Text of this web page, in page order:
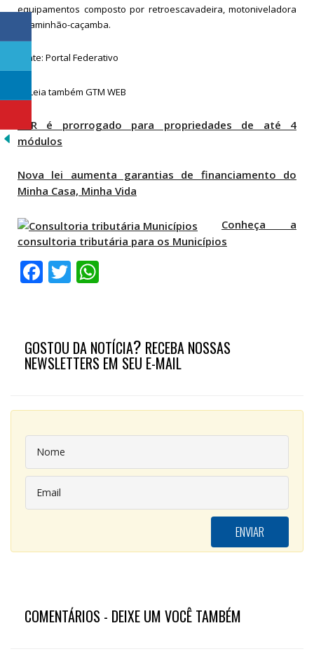
equipamentos composto por retroescavadeira, motoniveladora
e caminhão-caçamba.
Fonte: Portal Federativo
CAR é prorrogado para propriedades de até 4
módulos
Nova lei aumenta garantias de financiamento do
Minha Casa, Minha Vida
Conheça a
consultoria tributária para os Municípios
FacebookTwitter
GOSTOU DA NOTÍCIA? RECEBA NOSSAS
NEWSLETTERS EM SEU E-MAIL
COMENTÁRIOS - DEIXE UM VOCÊ TAMBÉM